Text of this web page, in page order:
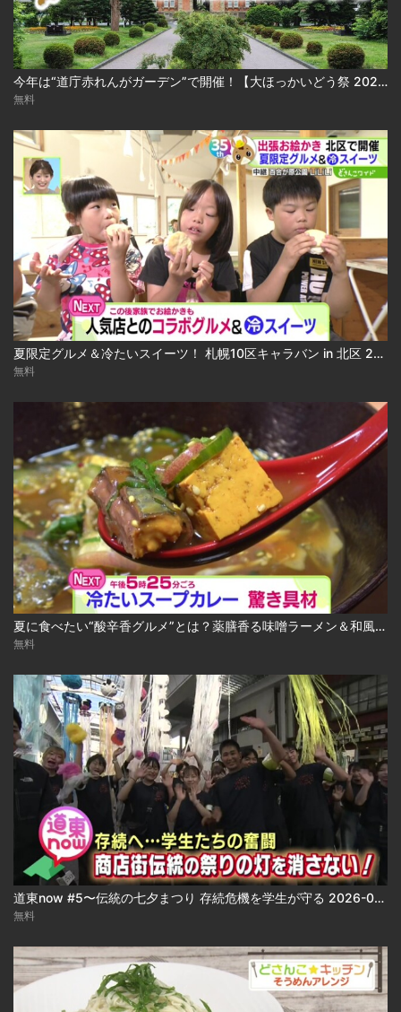
今年は“道庁赤れんがガーデン”で開催！【大ほっかいどう祭 2026】
無料
夏限定グルメ＆冷たいスイーツ！ 札幌10区キャラバン in 北区 2026-08-04
無料
夏に食べたい“酸辛香グルメ”とは？薬膳香る味噌ラーメン＆和風冷やしスープカレー 2026-08-04
無料
道東now #5〜伝統の七夕まつり 存続危機を学生が守る 2026-08-04
無料